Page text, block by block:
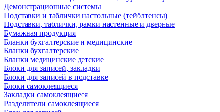
Демонстрационные системы
Подставки и таблички настольные (тейблтенсы)
Подставки, таблички, рамки настенные и дверные
Бумажная продукция
Бланки бухгалтерские и медицинские
Бланки бухгалтерские
Бланки медицинские детские
Блоки для записей, закладки
Блоки для записей в подставке
Блоки самоклеящиеся
Закладки самоклеящиеся
Разделители самоклеящиеся